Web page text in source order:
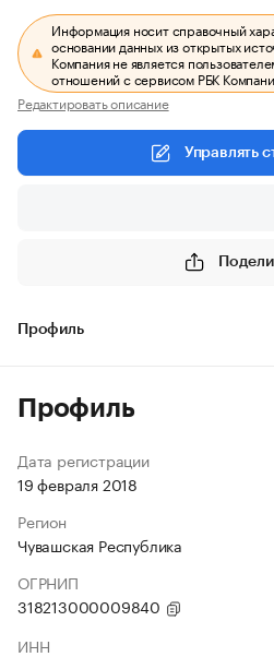
Информация носит справочный
основании данных из открытых
Компания не является
отношений с сервисом РБК
Редактировать описание
Управлять
Профиль
Профиль
Дата регистрации
19 февраля 2018
Регион
Чувашская Республика
ОГРНИП
318213000009840
ИНН